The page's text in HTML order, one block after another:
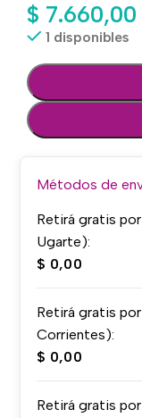
$ 7.660,00
1 disponibles
Métodos de
Retirá gratis
Ugarte):
$ 0,00
Retirá gratis
Corrientes):
$ 0,00
Retirá gratis